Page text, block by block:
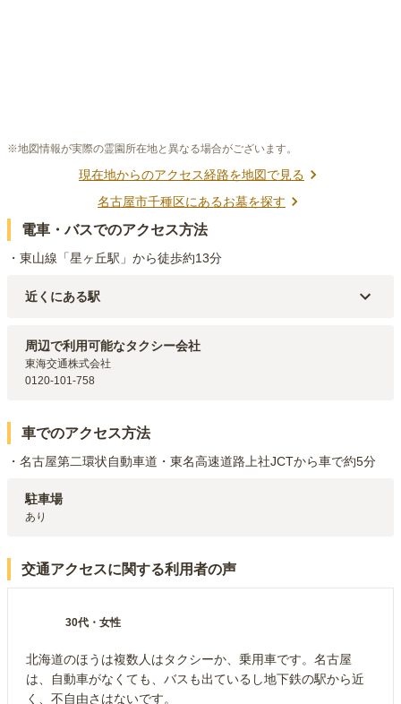
※地図情報が実際の霊園所在地と異なる場合がございます。
現在地からのアクセス経路を地図で見る
名古屋市千種区にあるお墓を探す
電車・バスでのアクセス方法
・東山線「星ヶ丘駅」から徒歩約13分
近くにある駅
名古屋市営地下鉄名城線
茶屋ヶ坂駅（
名古屋市営地下鉄東山線
周辺で利用可能なタクシー会社
東海交通株式会社
0120-101-758
車でのアクセス方法
・名古屋第二環状自動車道・東名高速道路上社JCTから車で約5分
駐車場
あり
交通アクセスに関する利用者の声
30代 ・ 女性
北海道のほうは複数人はタクシーか、乗用車です。名古屋
は、自動車がなくても、バスも出ているし地下鉄の駅から近
く、不自由さはないです。